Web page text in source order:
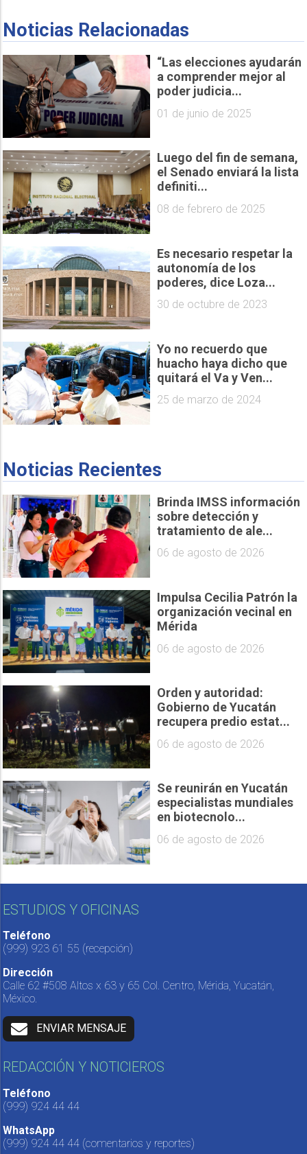
Noticias Relacionadas
“Las elecciones ayudarán
a comprender mejor al
poder judicia...
01 de junio de 2025
Luego del fin de semana,
el Senado enviará la lista
definiti...
08 de febrero de 2025
Es necesario respetar la
autonomía de los
poderes, dice Loza...
30 de octubre de 2023
Yo no recuerdo que
huacho haya dicho que
quitará el Va y Ven...
25 de marzo de 2024
Noticias Recientes
Brinda IMSS información
sobre detección y
tratamiento de ale...
06 de agosto de 2026
Impulsa Cecilia Patrón la
organización vecinal en
Mérida
06 de agosto de 2026
Orden y autoridad:
Gobierno de Yucatán
recupera predio estat...
06 de agosto de 2026
Se reunirán en Yucatán
especialistas mundiales
en biotecnolo...
06 de agosto de 2026
ESTUDIOS Y OFICINAS
Teléfono
(999) 923 61 55 (recepción)
Dirección
Calle 62 #508 Altos x 63 y 65 Col. Centro, Mérida, Yucatán,
México.
ENVIAR MENSAJE
REDACCIÓN Y NOTICIEROS
Teléfono
(999) 924 44 44
WhatsApp
(999) 924 44 44 (comentarios y reportes)